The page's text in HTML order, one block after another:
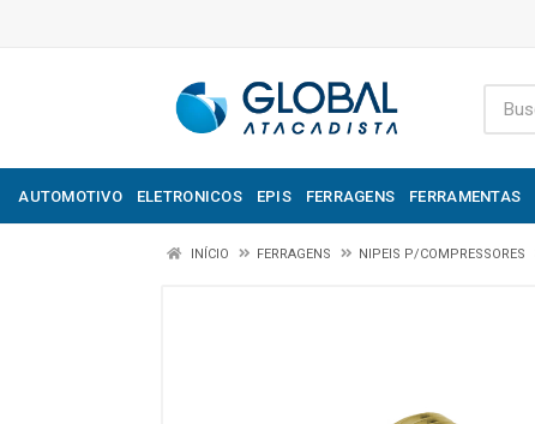
AUTOMOTIVO ELETRONICOS EPIS FERRAGENS FERRAMENTAS
INÍCIO FERRAGENS NIPEIS P/COMPRESSORES